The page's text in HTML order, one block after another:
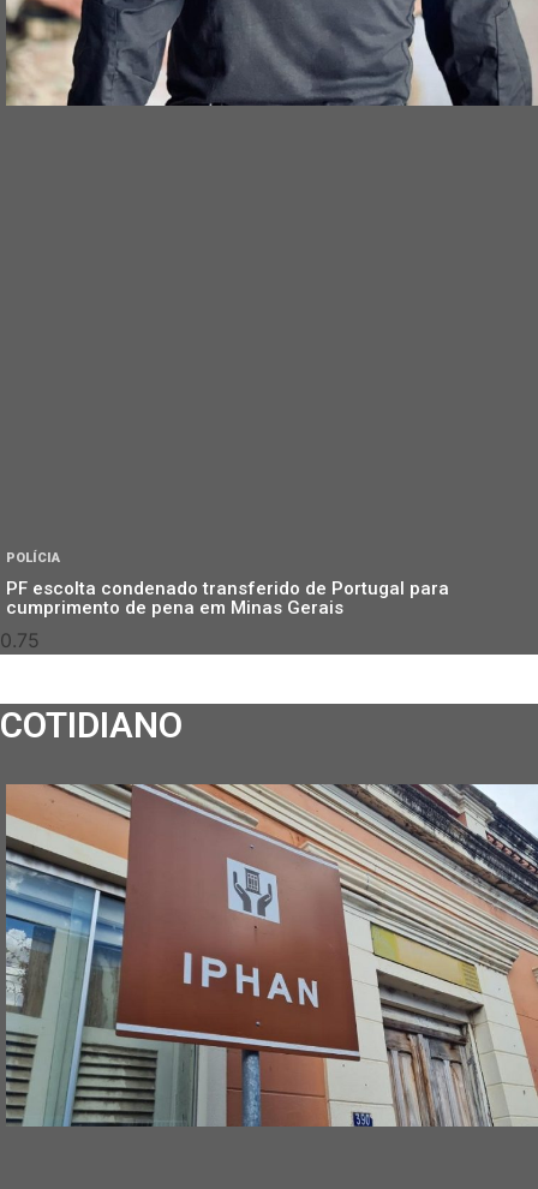
POLÍCIA
PF escolta condenado transferido de Portugal para
cumprimento de pena em Minas Gerais
COTIDIANO